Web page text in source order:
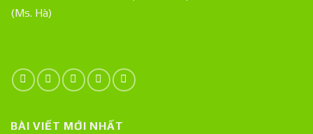
(Ms. Hà)
BÀI VIẾT MỚI NHẤT